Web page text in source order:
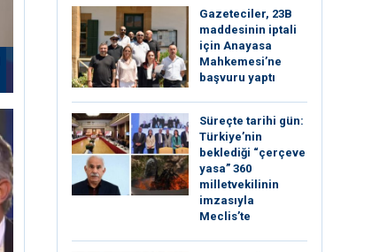
Gazeteciler, 23B
maddesinin iptali
için Anayasa
Mahkemesi’ne
başvuru yaptı
Süreçte tarihi gün:
Türkiye’nin
beklediği “çerçeve
yasa” 360
milletvekilinin
imzasıyla
Meclis’te